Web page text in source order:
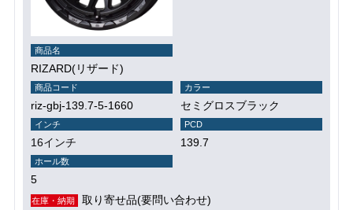
商品名
RIZARD(リザード)
商品コード
riz-gbj-139.7-5-1660
カラー
セミグロスブラック
インチ
16インチ
PCD
139.7
ホール数
5
在庫・納期 取り寄せ品(要問い合わせ)